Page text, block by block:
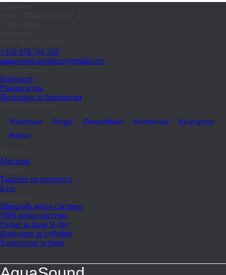
+359 878 702 510
aquasound.speakers@gmail.com
Контакти
Ръководства
Политика за бисквитки
Nederland
België Deutschland Worldwide
Български
Polska
Магазин
Търсене на вносител
Блог
Bluetooth аудио системи
WiFi аудио системи
Радио за баня N-Joy
Комплект за субуфер
Тонколони за баня